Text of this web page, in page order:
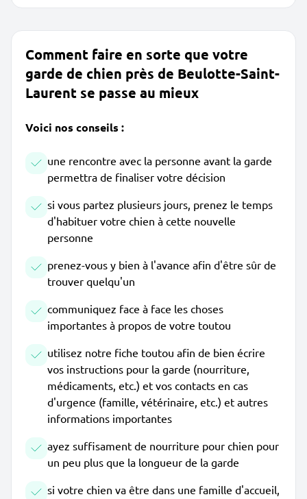
Comment faire en sorte que votre
garde de chien près de Beulotte-Saint-
Laurent se passe au mieux
Voici nos conseils :
une rencontre avec la personne avant la garde
permettra de finaliser votre décision
si vous partez plusieurs jours, prenez le temps
d'habituer votre chien à cette nouvelle
personne
prenez-vous y bien à l'avance afin d'être sûr de
trouver quelqu'un
communiquez face à face les choses
importantes à propos de votre toutou
utilisez notre fiche toutou afin de bien écrire
vos instructions pour la garde (nourriture,
médicaments, etc.) et vos contacts en cas
d'urgence (famille, vétérinaire, etc.) et autres
informations importantes
ayez suffisament de nourriture pour chien pour
un peu plus que la longueur de la garde
si votre chien va être dans une famille d'accueil,